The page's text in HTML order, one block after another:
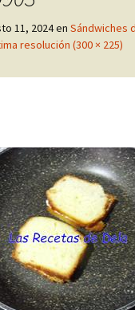
11, 2024en Sándwiches
resolución (300 × 225)